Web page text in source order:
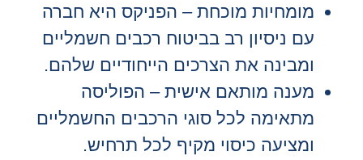
מומחיות מוכחת – הפניקס היא חברה
עם ניסיון רב בביטוח רכבים חשמליים
ומבינה את הצרכים הייחודיים שלהם.
מענה מותאם אישית – הפוליסה
מתאימה לכל סוגי הרכבים החשמליים
ומציעה כיסוי מקיף לכל תרחיש.